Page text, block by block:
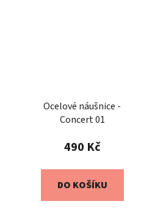
Ocelové náušnice -
Concert 01
490 Kč
DO KOŠÍKU